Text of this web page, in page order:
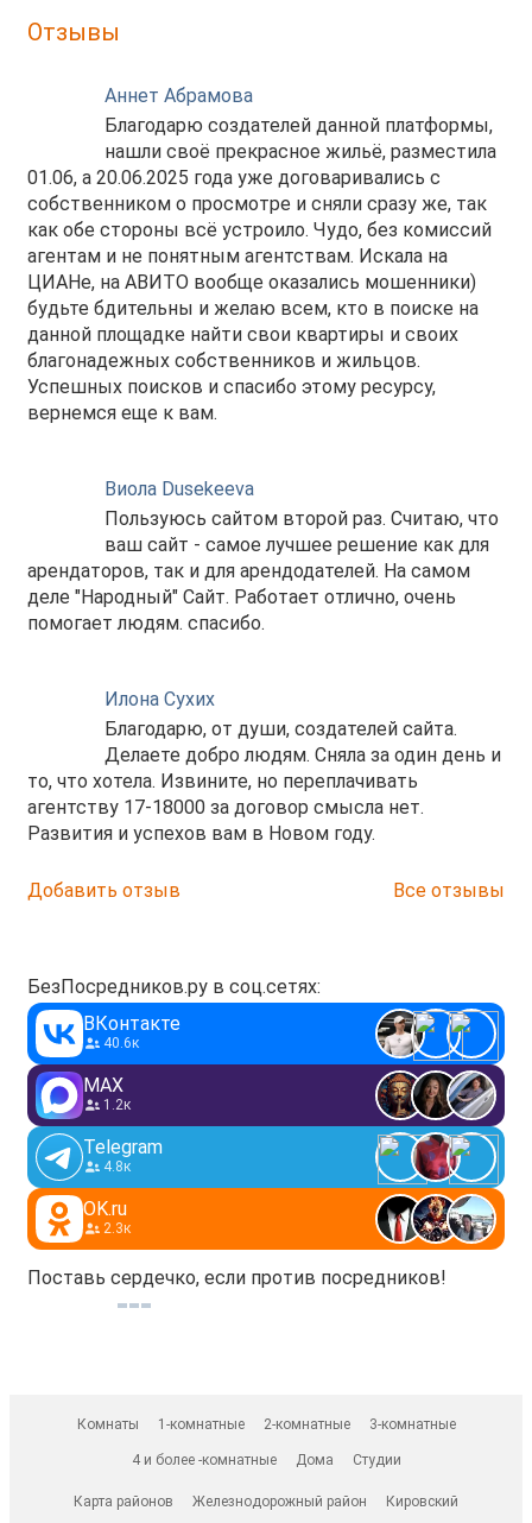
Отзывы
Аннет Абрамова
Благодарю создателей данной платформы,
нашли своё прекрасное жильё, разместила
01.06, а 20.06.2025 года уже договаривались с
собственником о просмотре и сняли сразу же, так
как обе стороны всё устроило. Чудо, без комиссий
агентам и не понятным агентствам. Искала на
ЦИАНе, на АВИТО вообще оказались мошенники)
будьте бдительны и желаю всем, кто в поиске на
данной площадке найти свои квартиры и своих
благонадежных собственников и жильцов.
Успешных поисков и спасибо этому ресурсу,
вернемся еще к вам.
Виола Dusekeeva
Пользуюсь сайтом второй раз. Считаю, что
ваш сайт - самое лучшее решение как для
арендаторов, так и для арендодателей. На самом
деле "Народный" Сайт. Работает отлично, очень
помогает людям. спасибо.
Илона Сухих
Благодарю, от души, создателей сайта.
Делаете добро людям. Сняла за один день и
то, что хотела. Извините, но переплачивать
агентству 17-18000 за договор смысла нет.
Развития и успехов вам в Новом году.
Добавить отзыв Все отзывы
БезПосредников.ру в соц.сетях:
ВКонтакте
40.6к
MAX
1.2к
Telegram
4.8к
OK.ru
2.3к
Поставь сердечко, если против посредников!
Комнаты 1-комнатные 2-комнатные 3-комнатные
4 и более -комнатные Дома Студии
Карта районов Железнодорожный район Кировский